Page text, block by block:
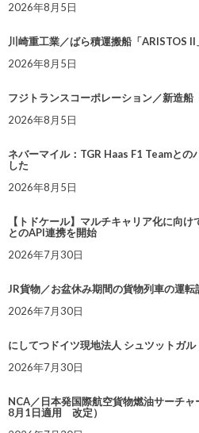
2026年8月5日
川崎重工業／ばら積運搬船「ARISTOS II
2026年8月5日
フジトランスコーポレーション／新造船
2026年8月5日
ネバーマイル：TGR Haas F1 Teamとの
した
2026年8月5日
【トドケール】マルチキャリア化に向
とのAPI連携を開始
2026年7月30日
JR貨物／お盆休み期間の貨物列車の運転
2026年7月30日
にしてつドイツ現地法人 シュツットガ
2026年7月30日
NCA／日本発国際航空貨物燃油サーチ
8月1日適用 改定）